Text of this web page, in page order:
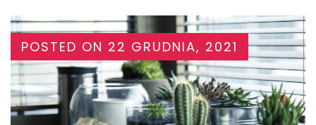
POSTED ON 22 GRUDNIA, 2021